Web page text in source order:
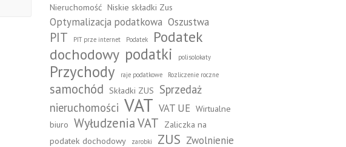
Nieruchomość Niskie składki Zus
Optymalizacja podatkowa Oszustwa
PIT PIT prze internet Podatek
Podatek
dochodowy podatki polisolokaty
Przychody raje podatkowe Rozliczenie roczne
samochód Składki ZUS Sprzedaż
nieruchomości VAT VAT UE Wirtualne
biuro Wyłudzenia VAT Zaliczka na
podatek dochodowy
zarobki ZUS Zwolnienie